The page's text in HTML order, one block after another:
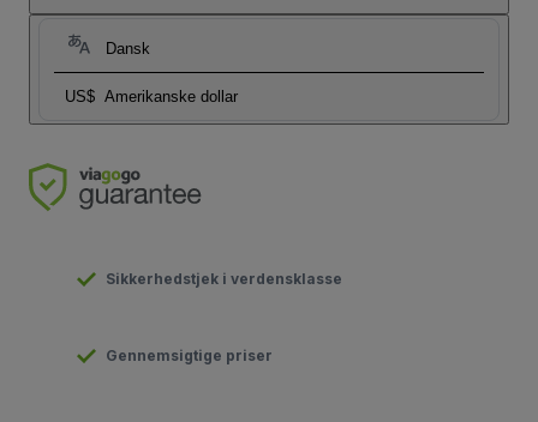
Dansk
US$ Amerikanske dollar
Sikkerhedstjek i verdensklasse
Gennemsigtige priser